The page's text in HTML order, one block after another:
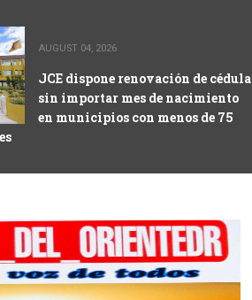
AUGUST 04, 2026
JCE dispone renovación de cédula
sin importar mes de nacimiento
en municipios con menos de 75